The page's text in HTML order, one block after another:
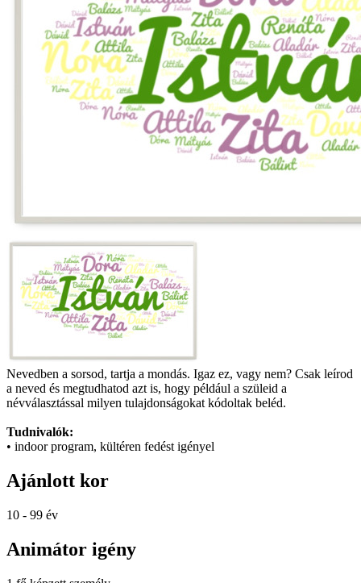
Nevedben a sorsod, tartja a mondás. Igaz ez, vagy nem? Csak leírod
a neved és megtudhatod azt is, hogy például a szüleid a
névválasztással milyen tulajdonságokat kódoltak beléd.
Tudnivalók:
• indoor program, kültéren fedést igényel
Ajánlott kor
10 - 99 év
Animátor igény